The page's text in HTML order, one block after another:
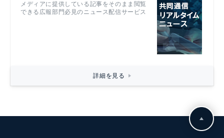
メディアに提供している記事をそのまま閲覧
できる広報部門必見のニュース配信サービス
詳細を見る